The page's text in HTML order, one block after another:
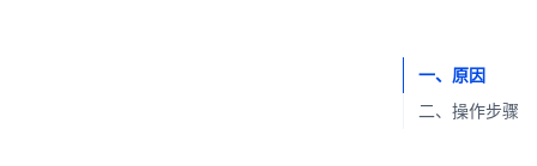
一、原因
二、操作步骤